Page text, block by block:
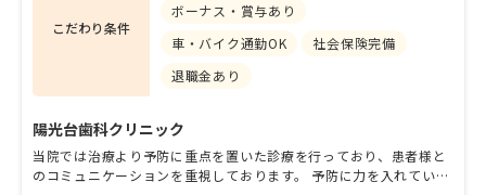
こだわり条件
ボーナス・賞与あり
車・バイク通勤OK
社会保険完備
退職金あり
陽光台歯科クリニック
当院では治療より予防に重点を置いた診療を行っており、患者様と
のコミュニケーションを重視しております。 予防に力を入れている